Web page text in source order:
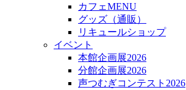
カフェMENU
グッズ（通販）
リキュールショップ
イベント
本館企画展2026
分館企画展2026
声つむぎコンテスト2026